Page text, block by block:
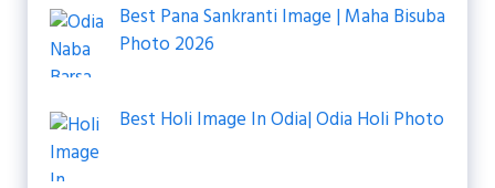
Best Pana Sankranti Image | Maha Bisuba
Photo 2026
Best Holi Image In Odia| Odia Holi Photo